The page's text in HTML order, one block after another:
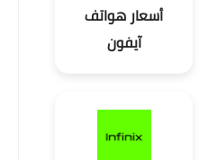
أسعار هواتف
آيفون